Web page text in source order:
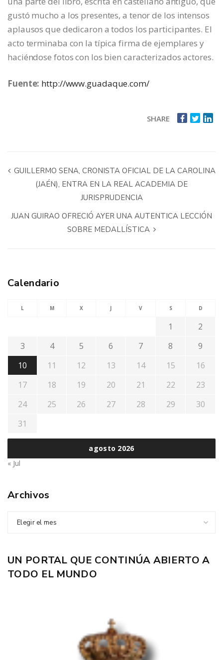
gustó mucho a los presentes, a tenor de los intensos
aplausos que dedicaron a todos los participantes. El
acto terminaba con la típica firma de ejemplares y
haciéndose fotos con los bien caracterizados actores.
Fuente: http://www.guadaque.com/
SHARE
GUILLERMO SENA, CRONISTA OFICIAL DE LA CAROLINA
(JAÉN), ENTRA EN LA REAL ACADEMIA DE
JURISPRUDENCIA
JUAN GUIRAO OFRECIÓ AYER UNA AUTENTICA LECCIÓN
SOBRE MEDALLÍSTICA
Calendario
agosto 2026
L M X J V S D
1
2
3
4 5 6 7 8
9
10
11 12 13 14 15
16
17
18 19 20 21 22
23
24
25 26 27 28 29
30
31
« Jul
Archivos
Elegir el mes
UN PORTAL QUE CONTINÚA ABIERTO A
TODO EL MUNDO